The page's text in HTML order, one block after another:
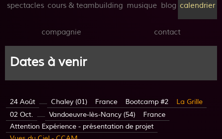
spectacles cours & teambuilding musique blog calendrier
compagnie contact
Dates à venir
24 Août Chaley (01) France Bootcamp #2
La Grille
02 Oct.
Vandoeuvre-lès-Nancy (54)
France
Attention Expérience - présentation de projet